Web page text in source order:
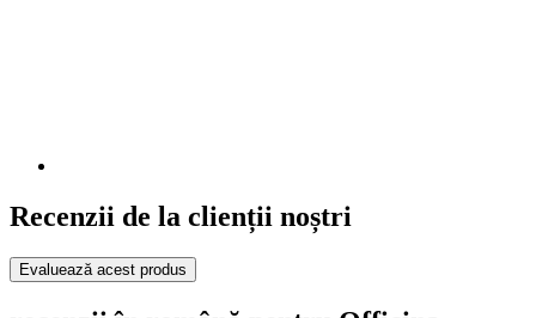
Recenzii de la clienții noștri
Evaluează acest produs